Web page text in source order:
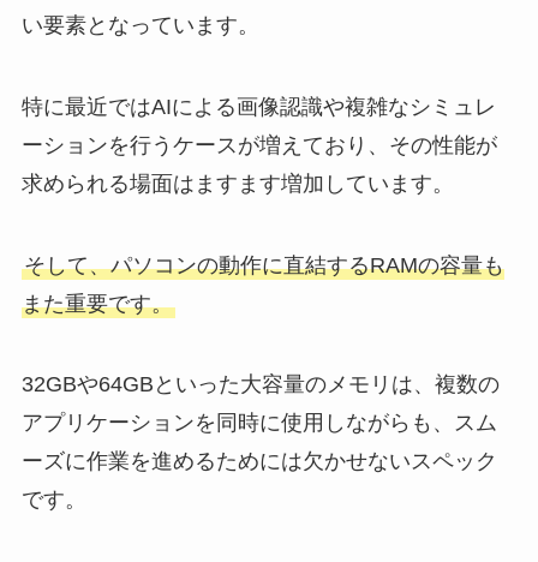
い要素となっています。
特に最近ではAIによる画像認識や複雑なシミュレ
ーションを行うケースが増えており、その性能が
求められる場面はますます増加しています。
そして、パソコンの動作に直結するRAMの容量も
また重要です。
32GBや64GBといった大容量のメモリは、複数の
アプリケーションを同時に使用しながらも、スム
ーズに作業を進めるためには欠かせないスペック
です。